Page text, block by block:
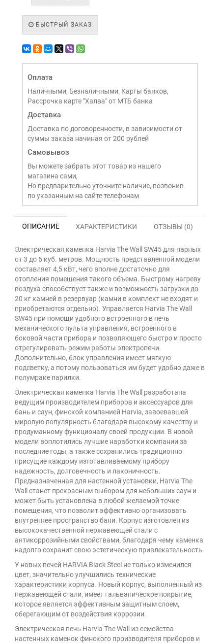
БЫСТРЫЙ ЗАКАЗ
Оплата
Наличными, Безналичными, Карты банков,
Рассрочка карте "Халва" от МТБ банка
Доставка
Доставка по договоренности, в зависимости от
суммы заказа начиная от 200 рублей
Самовывоз
Вы можете забрать этот товар из нашего
магазина сами,
Но предварительно уточните наличие, позвонив
по указанным на сайте телефонам
ОПИСАНИЕ ХАРАКТЕРИСТИКИ ОТЗЫВЫ (0)
Электрическая каменка Harvia The Wall SW45 для парных
от 3 до 6 куб. метров. Мощность представленной модели
составляет 4,5 кВт, чего вполне достаточно для
отопления помещения такого объема. Быстрому нагреву
воздуха способствует также и возможность загрузки до
20 кг камней в резервуар (камни в комплект не входят и
приобретаются отдельно). Управляется Harvia The Wall
SW45 при помощи удобного встроенного в печь
механического пульта управления, встроенного в
боковой части прибора и позволяющего быстро и просто
отрегулировать режим работы электропечи.
Дополнительно, блок управления имеет мягкую
подсветку, а потому пользоваться им будет удобно даже в
полумраке парилки.
Электрическая каменка Harvia The Wall разработана
ведущим производителем приборов и аксессуаров для
бань и саун, финской компанией Harvia, завоевавшей
мировую популярность благодаря высокому качеству и
продуманному функционалу своей продукции. В новой
модели воплотились лучшие наработки компании за
последние годы, а также сохранились традиционно
присущие каждому изготавливаемому прибору
надежность, долговечность и лаконичность.
Предназначенная для настенной установки, Harvia The
Wall станет прекрасным выбором для небольших саун и
может быть установлена в любой желаемой точке
помещения, что позволит эффективно организовать
внутреннее пространство бани. Корпус изготовлен из
высококачественной нержавеющей стали с
антикоррозийными свойствами, благодаря чему каменка
надолго сохранит свою эстетическую привлекательность.
У новых печей HARVIA Black Steel не только изменился
цвет, значительно улучшились технические
характеристики корпуса. Новый корпус, выполненный из
нержавеющей стали, имеет гальваническое покрытие,
которое является эффективным защитным слоем,
оберегающим от воздействия коррозии.
Электрическая печь Harvia The Wall из семейства
настенных каменок финского производителя приборов и